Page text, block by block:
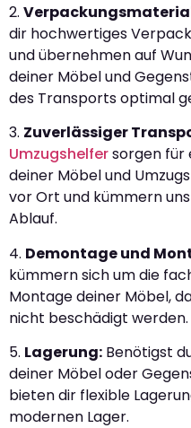
2.
dir hochwertiges
und übernehmen auf
deiner Möbel und
des Transports optimal
3. Zuverlässiger
Umzugshelfersorgen für
deiner Möbel und
vor Ort und kümmern
Ablauf.
4. Demontage und
kümmern sich um die
Montage deiner Möbel,
nicht beschädigt werden.
5. Lagerung: Benötigst
deiner Möbel oder
bieten dir flexible
modernen Lager.